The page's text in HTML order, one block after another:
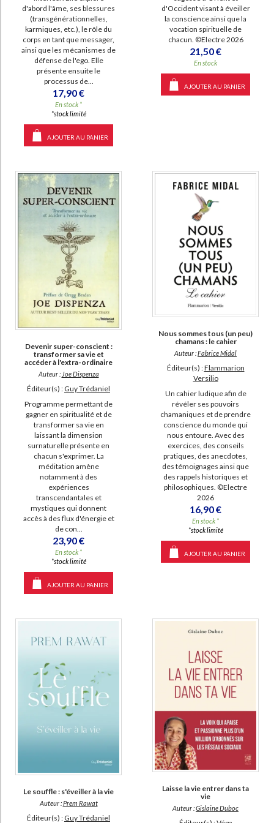
d'abord l'âme, ses blessures
(transgénérationnelles,
karmiques, etc.), le rôle du
corps en tant que messager,
ainsi que les mécanismes de
défense de l'ego. Elle
présente ensuite le
processus de...
17,90 €
En stock *
*stock limité
AJOUTER AU PANIER
d'Occident visant à éveiller
la conscience ainsi que la
vocation spirituelle de
chacun. ©Electre 2026
21,50 €
En stock
AJOUTER AU PANIER
Devenir super-conscient :
transformer sa vie et
accéder à l'extra-ordinaire
Auteur : Joe Dispenza
Éditeur(s) : Guy Trédaniel
Programme permettant de
gagner en spiritualité et de
transformer sa vie en
laissant la dimension
surnaturelle présente en
chacun s'exprimer. La
méditation amène
notamment à des
expériences
transcendantales et
mystiques qui donnent
accès à des flux d'énergie et
de con...
23,90 €
En stock *
*stock limité
AJOUTER AU PANIER
Nous sommes tous (un peu)
chamans : le cahier
Auteur :Fabrice Midal
Éditeur(s) :Flammarion
Versilio
Un cahier ludique afin de
révéler ses pouvoirs
chamaniques et de prendre
conscience du monde qui
nous entoure. Avec des
exercices, des conseils
pratiques, des anecdotes,
des témoignages ainsi que
des rappels historiques et
philosophiques. ©Electre
2026
16,90 €
En stock *
*stock limité
AJOUTER AU PANIER
Le souffle : s'éveiller à la vie
Auteur :Prem Rawat
Éditeur(s) : Guy Trédaniel
Laisse la vie entrer dans ta
vie
Auteur :Gislaine Duboc